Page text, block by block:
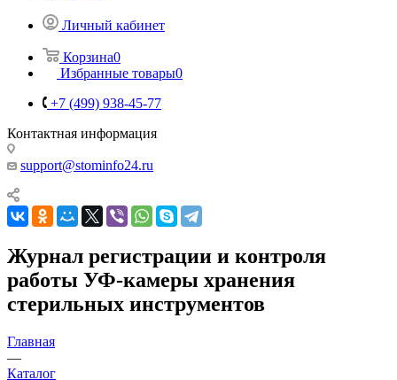
Личный кабинет
Корзина0
Избранные товары0
+7 (499) 938-45-77
Контактная информация
support@stominfo24.ru
Журнал регистрации и контроля
работы УФ-камеры хранения
стерильных инструментов
Главная
—
Каталог